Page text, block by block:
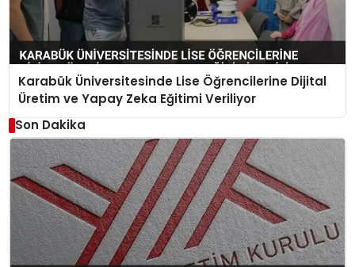
Karabük Üniversitesinde Lise Öğrencilerine Dijital
Üretim ve Yapay Zeka Eğitimi Veriliyor
Son Dakika